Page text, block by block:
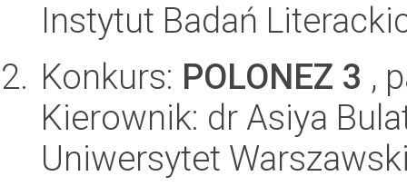
Instytut Badań
Konkurs: POLONEZ 3 ,
Kierownik: dr Asiya
Uniwersytet